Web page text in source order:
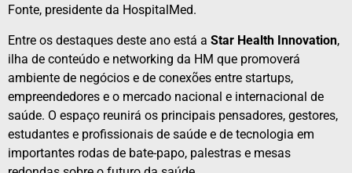
Fonte, presidente da HospitalMed.
Entre os destaques deste ano está a Star Health Innovation,
ilha de conteúdo e networking da HM que promoverá
ambiente de negócios e de conexões entre startups,
empreendedores e o mercado nacional e internacional de
saúde. O espaço reunirá os principais pensadores, gestores,
estudantes e profissionais de saúde e de tecnologia em
importantes rodas de bate-papo, palestras e mesas